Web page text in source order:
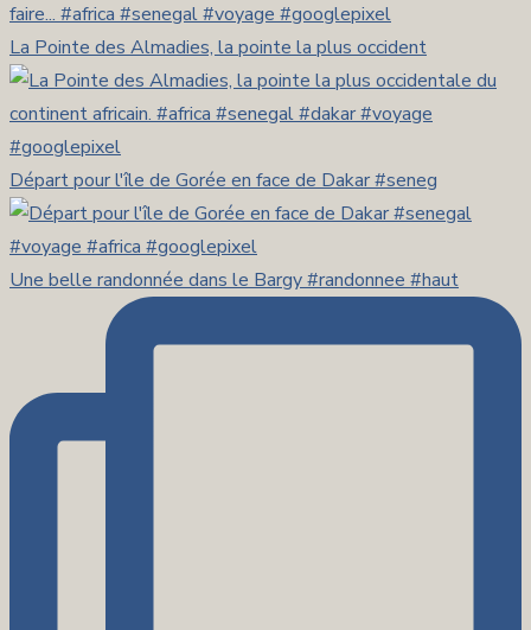
La Pointe des Almadies, la pointe la plus occident
Départ pour l'île de Gorée en face de Dakar #seneg
Une belle randonnée dans le Bargy #randonnee #haut